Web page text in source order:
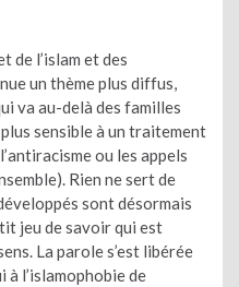
de l’islam et des
un thème plus diffus,
va au-delà des familles
sensible à un traitement
ou les appels
Rien ne sert de
sont désormais
jeu de savoir qui est
La parole s’est libérée
à l’islamophobie de